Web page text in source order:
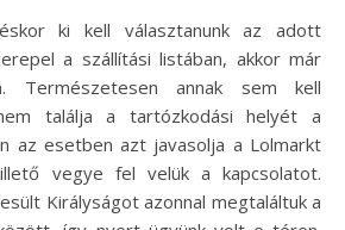
ki kell választanunk az adott
a szállítási listában, akkor már
Természetesen annak sem kell
találja a tartózkodási helyét a
az esetben azt javasolja a Lolmarkt
vegye fel velük a kapcsolatot.
Királyságot azonnal megtaláltuk a